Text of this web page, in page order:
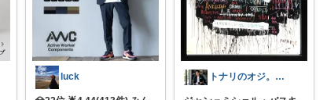
luck トナリのオジ。 40代からのイケオジ計画